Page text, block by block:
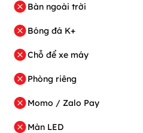
Bàn ngoài trời
Bóng đá K+
Chỗ để xe máy
Phòng riêng
Momo / Zalo Pay
Màn LED